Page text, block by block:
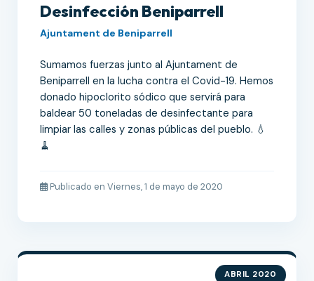
Desinfección Beniparrell
Ajuntament de Beniparrell
Sumamos fuerzas junto al Ajuntament de
Beniparrell en la lucha contra el Covid-19. Hemos
donado hipoclorito sódico que servirá para
baldear 50 toneladas de desinfectante para
limpiar las calles y zonas públicas del pueblo. 💧
🧹
Publicado en Viernes, 1 de mayo de 2020
ABRIL 2020